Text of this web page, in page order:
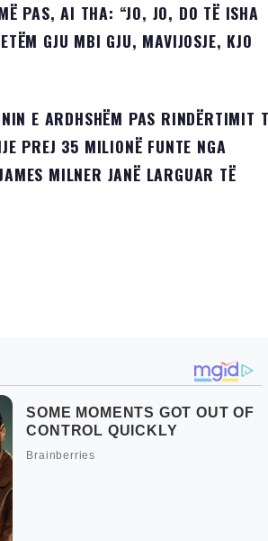
PAS, AI THA: “JO, JO, DO TË ISHA
GJU MBI GJU, MAVIJOSJE, KJO
E ARDHSHËM PAS RINDËRTIMIT
PREJ 35 MILIONË FUNTE NGA
MILNER JANË LARGUAR TË